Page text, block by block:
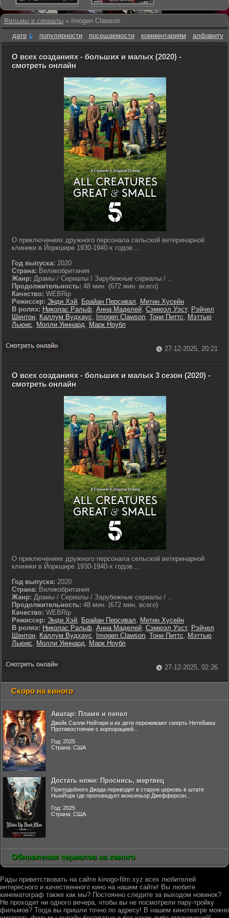
Фильмы и сериалы » Imogen Clawson
дате
популярности посещаемости комментариям алфавиту
О всех созданиях - больших и малых (2020) -
смотреть онлайн
О приключениях дружного персонала сельской ветеринарной
клиники в Йоркшире 1930-1940-х годов....
Год выпуска: 2020
Страна: Великобритания
Жанр: Драмы / Сериалы / Зарубежные сериалы / ..
Продолжительность: 48 мин. (672 мин. всего)
Качество: WEBRip
Режиссер: Энди Хэй, Брайан Персивал, Метин Хусейн
В ролях: Николас Ральф, Анна Маделей, Сэмюэл Уэст, Рэйчел
Шентон, Каллум Вудхаус, Imogen Clawson, Тони Питтс, Мэттью
Льюис, Молли Уиннард, Марк Ноубл
27-12-2025, 20:21
О всех созданиях - больших и малых 3 сезон (2020) -
смотреть онлайн
О приключениях дружного персонала сельской ветеринарной
клиники в Йоркшире 1930-1940-х годов....
Год выпуска: 2020
Страна: Великобритания
Жанр: Драмы / Сериалы / Зарубежные сериалы / ..
Продолжительность: 48 мин. (672 мин. всего)
Качество: WEBRip
Режиссер: Энди Хэй, Брайан Персивал, Метин Хусейн
В ролях: Николас Ральф, Анна Маделей, Сэмюэл Уэст, Рэйчел
Шентон, Каллум Вудхаус, Imogen Clawson, Тони Питтс, Мэттью
Льюис, Молли Уиннард, Марк Ноубл
27-12-2025, 02:26
Скоро на киного
Аватар: Пламя и пепел
Джейк Салли Нейтири и их дети переживают смерть Нетейама
Противостояние с корпорацией...
Год: 2025
Страна: США
Достать ножи: Проснись, мертвец
Преподобного Джада переводят в старую церковь в штате
НьюЙорк где проповедует монсеньор Джефферсон...
Год: 2025
Страна: США
Обновления сериалов на киного
Рады приветствовать на сайте kinogo-film.xyz всех любителей
интересного и качественного кино на нашем сайте! Вы любите
кинематограф также как мы? Постоянно следите за выходом новинок?
Не проходит ни одного вечера, чтобы вы не посмотрели пару-тройку
фильмов? Тогда вы пришли точно по адресу! В нашем кинотеатре можно